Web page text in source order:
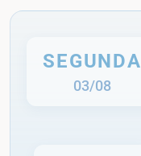
SEGUNDA
03/08